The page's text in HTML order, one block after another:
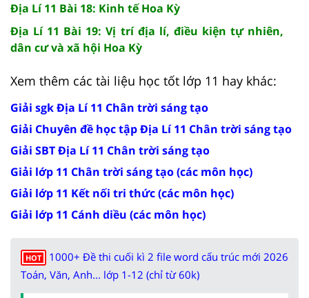
Địa Lí 11 Bài 18: Kinh tế Hoa Kỳ
Địa Lí 11 Bài 19: Vị trí địa lí, điều kiện tự nhiên,
dân cư và xã hội Hoa Kỳ
Xem thêm các tài liệu học tốt lớp 11 hay khác:
Giải sgk Địa Lí 11 Chân trời sáng tạo
Giải Chuyên đề học tập Địa Lí 11 Chân trời sáng tạo
Giải SBT Địa Lí 11 Chân trời sáng tạo
Giải lớp 11 Chân trời sáng tạo (các môn học)
Giải lớp 11 Kết nối tri thức (các môn học)
Giải lớp 11 Cánh diều (các môn học)
HOT
1000+ Đề thi cuối kì 2 file word cấu trúc mới 2026
Toán, Văn, Anh... lớp 1-12 (chỉ từ 60k)